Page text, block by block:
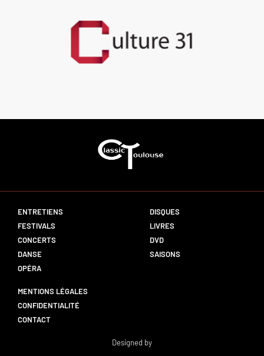
ENTRETIENS
FESTIVALS
CONCERTS
DANSE
OPÉRA
DISQUES
LIVRES
DVD
SAISONS
MENTIONS LÉGALES
CONFIDENTIALITÉ
CONTACT
Designed by